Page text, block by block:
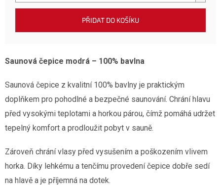
PŘIDAT DO KOŠÍKU
Saunová čepice modrá – 100% bavlna
Saunová čepice z kvalitní 100% bavlny je praktickým
doplňkem pro pohodlné a bezpečné saunování. Chrání hlavu
před vysokými teplotami a horkou párou, čímž pomáhá udržet
tepelný komfort a prodloužit pobyt v sauně.
Zároveň chrání vlasy před vysušením a poškozením vlivem
horka. Díky lehkému a tenčímu provedení čepice dobře sedí
na hlavě a je příjemná na dotek.